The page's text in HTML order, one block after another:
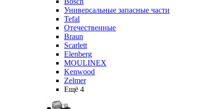
Универсальные запасные части
Tefal
Отечественные
Braun
Scarlett
Elenberg
MOULINEX
Kenwood
Zelmer
Ещё 4